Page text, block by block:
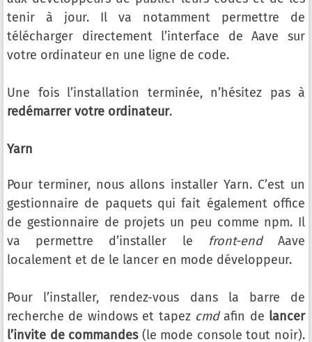
tenir à jour. Il va notamment permettre de
télécharger directement l’interface de Aave sur
votre ordinateur en une ligne de code.
Une fois l’installation terminée, n’hésitez pas à
redémarrer votre ordinateur.
Yarn
Pour terminer, nous allons installer Yarn. C’est un
gestionnaire de paquets qui fait également office
de gestionnaire de projets un peu comme npm. Il
va permettre d’installer le front-endAave
localement et de le lancer en mode développeur.
Pour l’installer, rendez-vous dans la barre de
recherche de windows et tapez cmdafin de lancer
l’invite de commandes(le mode console tout noir).